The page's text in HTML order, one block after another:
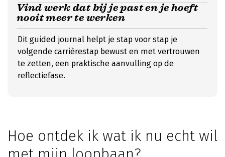
Vind werk dat bij je past en je hoeft
nooit meer te werken
Dit guided journal helpt je stap voor stap je
volgende carrièrestap bewust en met vertrouwen
te zetten, een praktische aanvulling op de
reflectiefase.
Hoe ontdek ik wat ik nu echt wil